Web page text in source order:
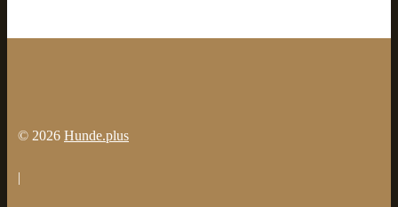
© 2026 Hunde.plus
|